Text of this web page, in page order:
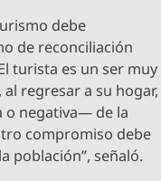
debe
de reconciliación
turista es un ser muy
regresar a su hogar,
negativa— de la
compromiso debe
población”, señaló.